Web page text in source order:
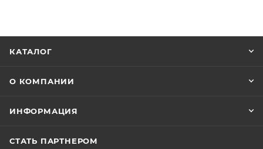
КАТАЛОГ
О КОМПАНИИ
ИНФОРМАЦИЯ
СТАТЬ ПАРТНЕРОМ